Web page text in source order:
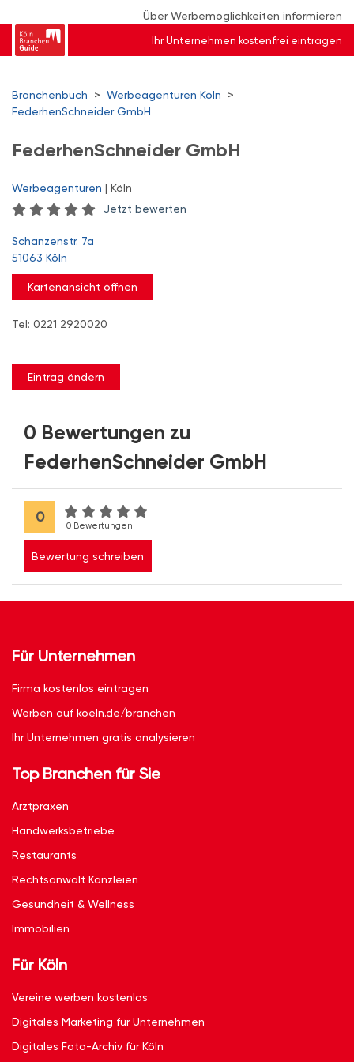
Über Werbemöglichkeiten informieren
Ihr Unternehmen kostenfrei eintragen
Branchenbuch > Werbeagenturen Köln
>
FederhenSchneider GmbH
FederhenSchneider GmbH
Werbeagenturen | Köln
Jetzt bewerten
Schanzenstr. 7a
51063 Köln
Kartenansicht öffnen
Tel: 0221 2920020
Eintrag ändern
0 Bewertungen zu
FederhenSchneider GmbH
0
0 Bewertungen
Bewertung schreiben
Für Unternehmen
Firma kostenlos eintragen
Werben auf koeln.de/branchen
Ihr Unternehmen gratis analysieren
Top Branchen für Sie
Arztpraxen
Handwerksbetriebe
Restaurants
Rechtsanwalt Kanzleien
Gesundheit & Wellness
Immobilien
Für Köln
Vereine werben kostenlos
Digitales Marketing für Unternehmen
Digitales Foto-Archiv für Köln